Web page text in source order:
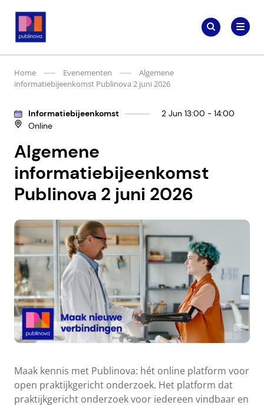
naar
Publinova.nl
Zoeken
naar:
Zoeken
Home Evenementen
Algemene
informatiebijeenkomst Publinova 2 juni 2026
Algemene
informatiebijeenkomst
Publinova 2 juni 2026
Informatiebijeenkomst
2 Jun 13:00 - 14:00
Online
Maak kennis met Publinova: hét online platform voor
open praktijkgericht onderzoek. Het platform dat
praktijkgericht onderzoek voor iedereen vindbaar en